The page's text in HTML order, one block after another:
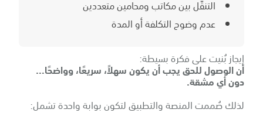
التنقّل بين مكاتب ومحامين متعددين
عدم وضوح التكلفة أو المدة
إيجاز بُنيت على فكرة بسيطة:
أن الوصول للحق يجب أن يكون سهلاً، سريعًا، وواضحًا…
دون أي مشقة.
لذلك صُممت المنصة والتطبيق لتكون بوابة واحدة تشمل: